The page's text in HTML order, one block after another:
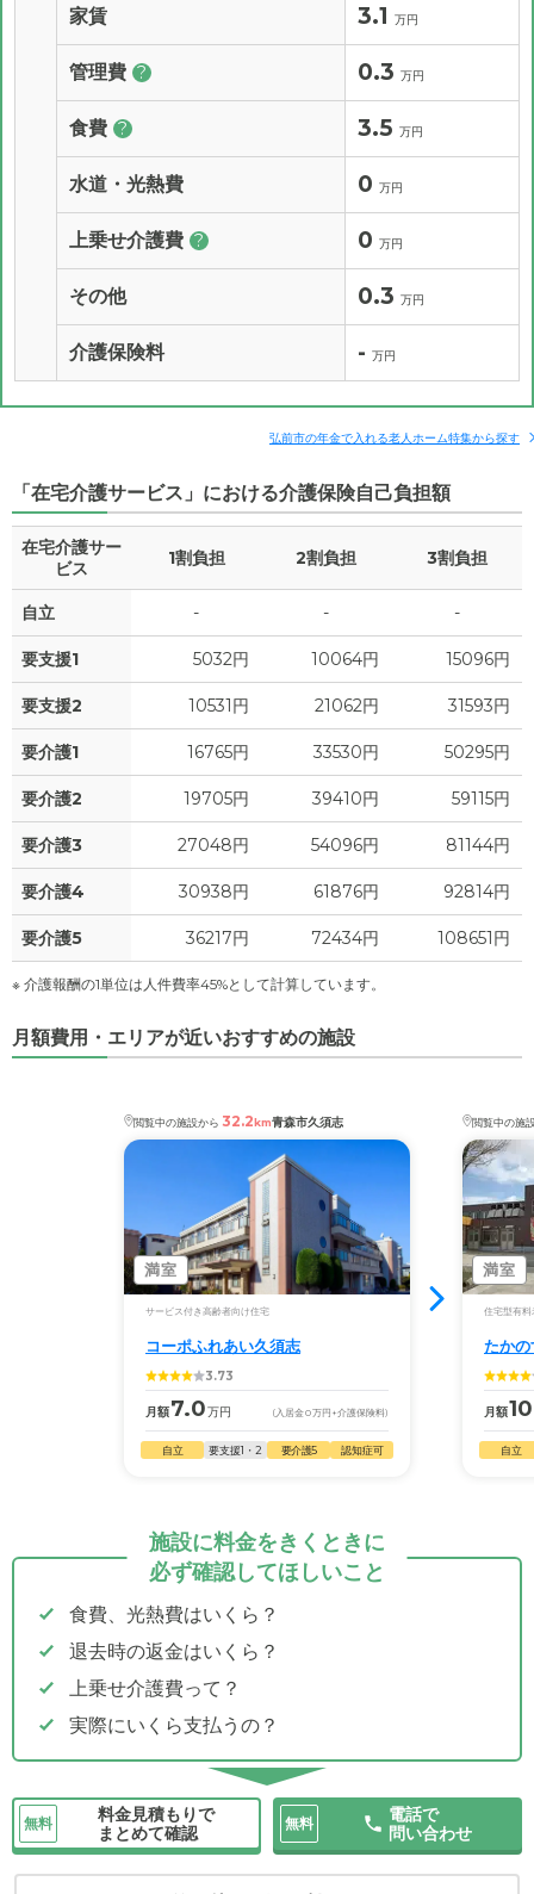
家賃 3.1 万円
管理費 ? 0.3 万円
食費 ? 3.5 万円
水道・光熱費 0 万円
上乗せ介護費 ? 0 万円
その他 0.3 万円
介護保険料 - 万円
弘前市の年金で入れる老人ホーム特集から探す
「在宅介護サービス」における介護保険自己負担額
在宅介護サー
ビス
1割負担 2割負担 3割負担
自立 - - -
要支援1 5032円 10064円 15096円
要支援2 10531円 21062円 31593円
要介護1 16765円 33530円 50295円
要介護2 19705円 39410円 59115円
要介護3 27048円 54096円 81144円
要介護4 30938円 61876円 92814円
要介護5 36217円 72434円 108651円
※ 介護報酬の1単位は人件費率45%として計算しています。
月額費用・エリアが近いおすすめの施設
閲覧中の施設から 32.2km青森市久須志
満室
サービス付き高齢者向け住宅
コーポふれあい久須志
3.73
月額7.0万円 (入居金0万円 +介護保険料)
自立 要支援1・2 要介護5 認知症可
閲覧中の施
満室
住宅型有料
たか
月額
自立
施設に料金をきくときに
必ず確認してほしいこと
食費、光熱費はいくら？
退去時の返金はいくら？
上乗せ介護費って？
実際にいくら支払うの？
無料
料金見積もりで
まとめて確認
無料
電話で
問い合わせ